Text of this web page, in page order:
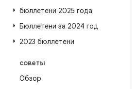
бюллетени 2025 года
Бюллетени за 2024 год
2023 бюллетени
советы
Обзор